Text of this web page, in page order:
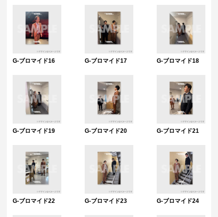
G-ブロマイド16 G-ブロマイド17 G-ブロマイド18
G-ブロマイド19 G-ブロマイド20 G-ブロマイド21
G-ブロマイド22 G-ブロマイド23 G-ブロマイド24